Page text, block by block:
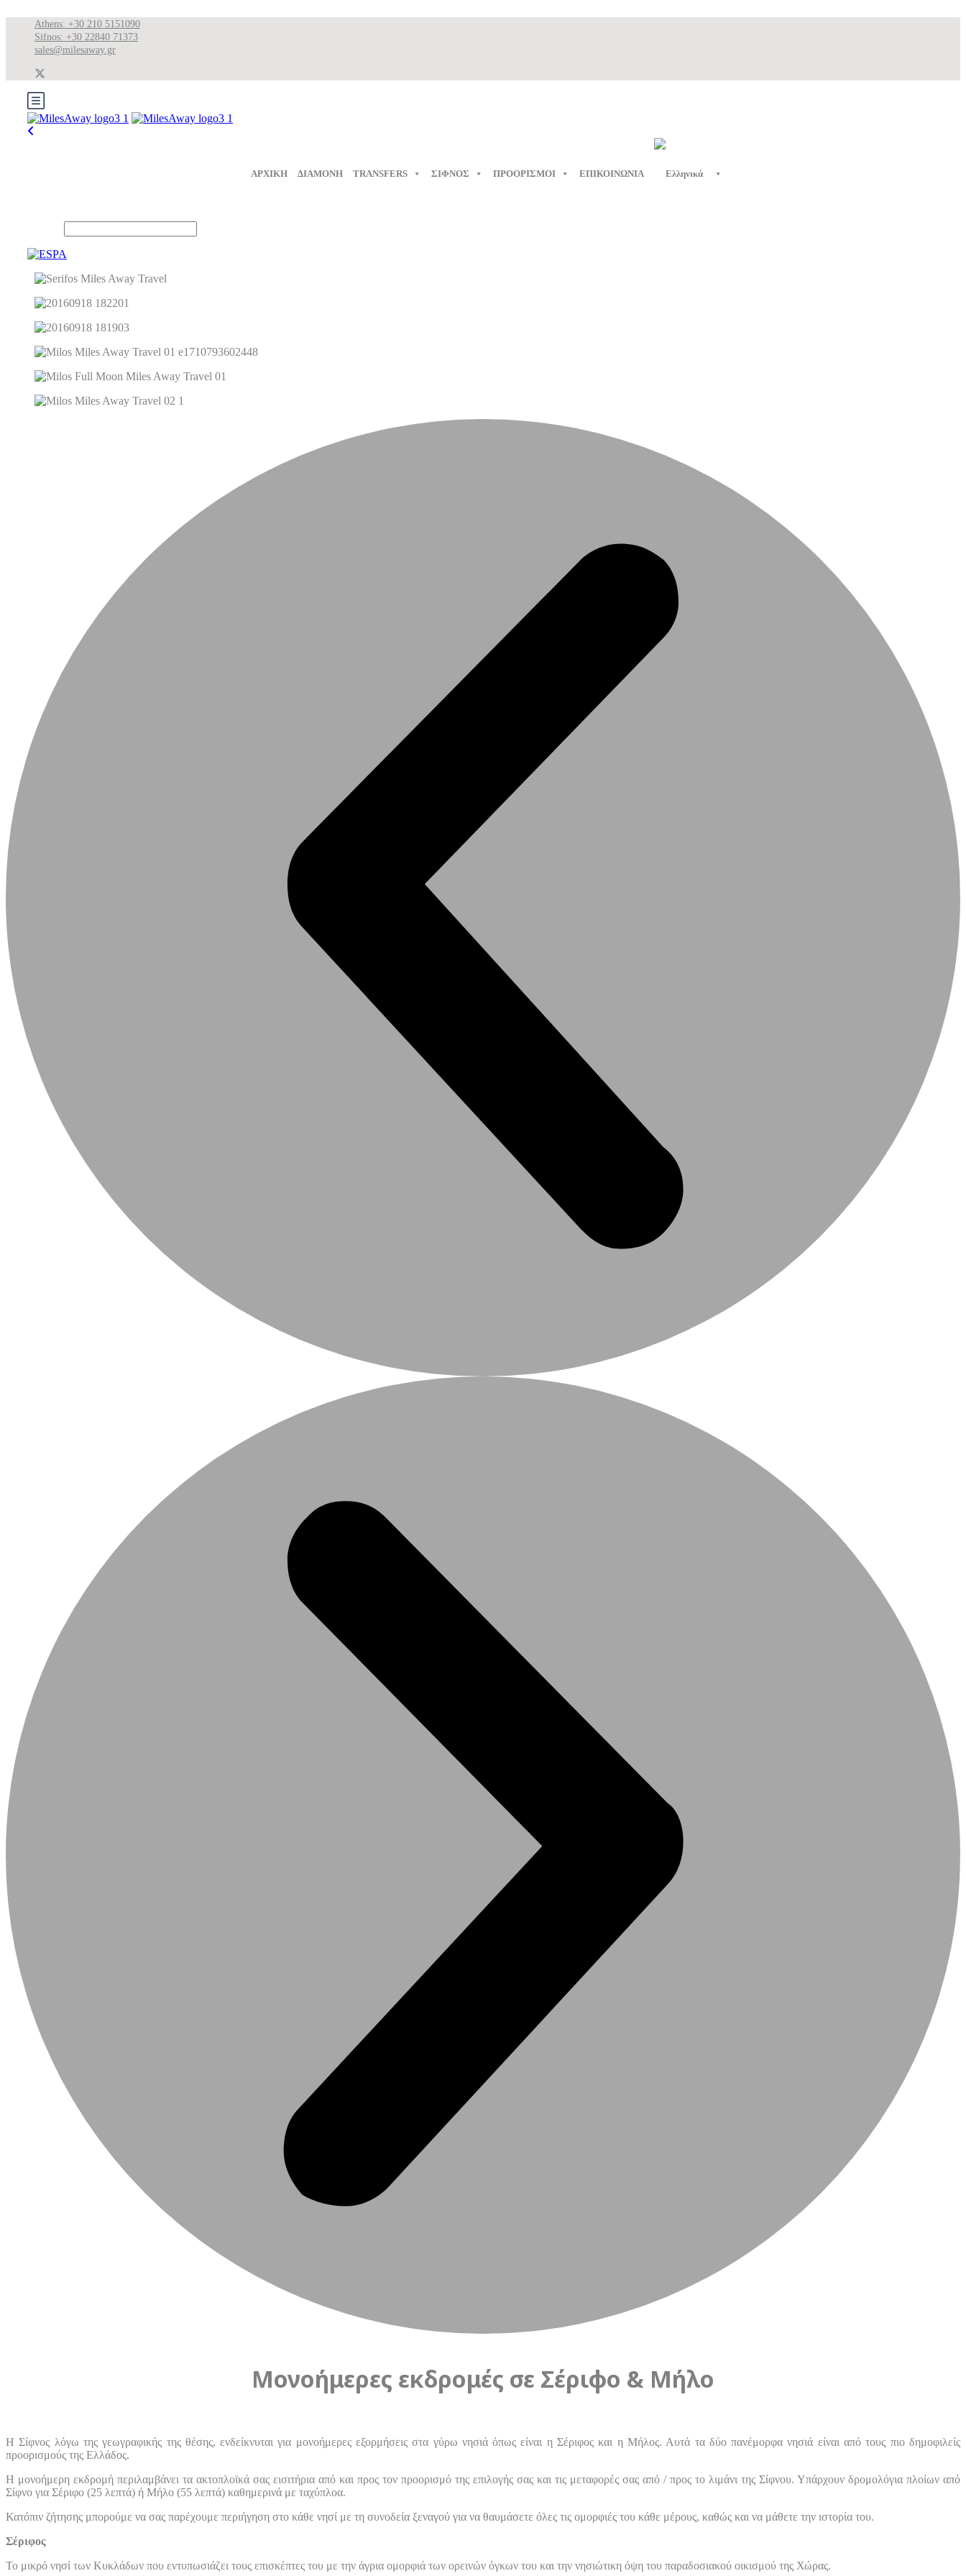
Athens: +30 210 5151090
Sifnos: +30 22840 71373
sales@milesaway.gr
ΑΡΧΙΚΗ ΔΙΑΜΟΝΗ TRANSFERS ΣΙΦΝΟΣ ΠΡΟΟΡΙΣΜΟΙ ΕΠΙΚΟΙΝΩΝΙΑ
Μονοήμερες εκδρομές σε Σέριφο & Μήλο
Η Σίφνος λόγω της γεωγραφικής της θέσης, ενδείκνυται για μονοήμερες εξορμήσεις στα γύρω νησιά όπως είναι η Σέριφος και η Μήλος. Αυτά τα δύο πανέμορφα νησιά είναι από τους πιο δημοφιλείς
προορισμούς της Ελλάδος.
Η μονοήμερη εκδρομή περιλαμβάνει τα ακτοπλοϊκά σας εισιτήρια από και προς τον προορισμό της επιλογής σας και τις μεταφορές σας από / προς το λιμάνι της Σίφνου. Υπάρχουν δρομολόγια πλοίων από
Σίφνο για Σέριφο (25 λεπτά) ή Μήλο (55 λεπτά) καθημερινά με ταχύπλοα.
Κατόπιν ζήτησης μπορούμε να σας παρέχουμε περιήγηση στο κάθε νησί με τη συνοδεία ξεναγού για να θαυμάσετε όλες τις ομορφιές του κάθε μέρους, καθώς και να μάθετε την ιστορία του.
Σέριφος
Το μικρό νησί των Κυκλάδων που εντυπωσιάζει τους επισκέπτες του με την άγρια ομορφιά των ορεινών όγκων του και την νησιώτικη όψη του παραδοσιακού οικισμού της Χώρας.